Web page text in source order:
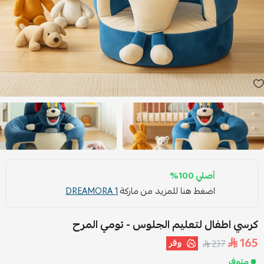
أصلي 100%
اضغط هنا للمزيد من ماركةDREAMORA 1
كرسي اطفال لتعليم الجلوس - تومي المرح
165
237 وفر